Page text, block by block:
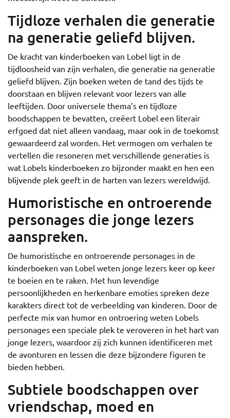
Tijdloze verhalen die generatie
na generatie geliefd blijven.
De kracht van kinderboeken van Lobel ligt in de
tijdloosheid van zijn verhalen, die generatie na generatie
geliefd blijven. Zijn boeken weten de tand des tijds te
doorstaan en blijven relevant voor lezers van alle
leeftijden. Door universele thema’s en tijdloze
boodschappen te bevatten, creëert Lobel een literair
erfgoed dat niet alleen vandaag, maar ook in de toekomst
gewaardeerd zal worden. Het vermogen om verhalen te
vertellen die resoneren met verschillende generaties is
wat Lobels kinderboeken zo bijzonder maakt en hen een
blijvende plek geeft in de harten van lezers wereldwijd.
Humoristische en ontroerende
personages die jonge lezers
aanspreken.
De humoristische en ontroerende personages in de
kinderboeken van Lobel weten jonge lezers keer op keer
te boeien en te raken. Met hun levendige
persoonlijkheden en herkenbare emoties spreken deze
karakters direct tot de verbeelding van kinderen. Door de
perfecte mix van humor en ontroering weten Lobels
personages een speciale plek te veroveren in het hart van
jonge lezers, waardoor zij zich kunnen identificeren met
de avonturen en lessen die deze bijzondere figuren te
bieden hebben.
Subtiele boodschappen over
vriendschap, moed en